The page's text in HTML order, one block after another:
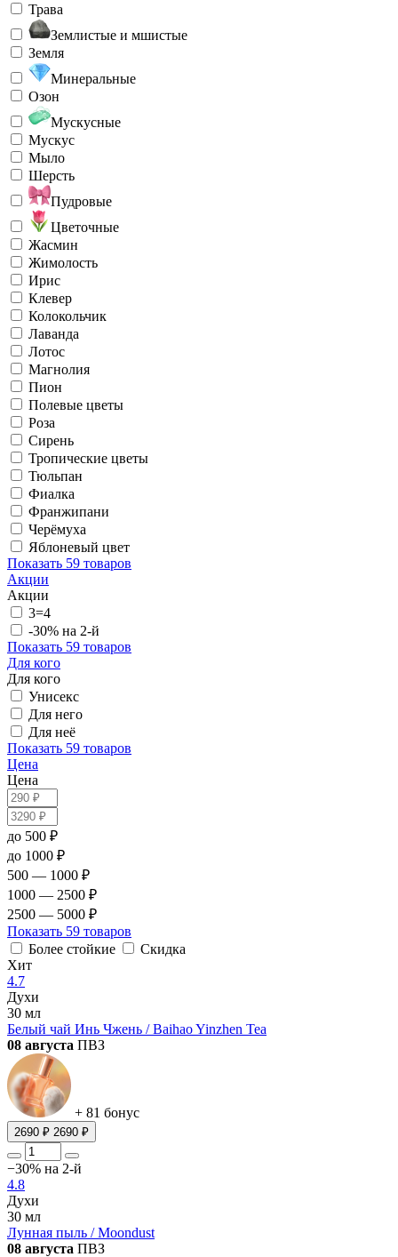
Трава
Землистые и мшистые
Земля
Минеральные
Озон
Мускусные
Мускус
Мыло
Шерсть
Пудровые
Цветочные
Жасмин
Жимолость
Ирис
Клевер
Колокольчик
Лаванда
Лотос
Магнолия
Пион
Полевые цветы
Роза
Сирень
Тропические цветы
Тюльпан
Фиалка
Франжипани
Черёмуха
Яблоневый цвет
Показать 59 товаров
Акции
Акции
3=4
-30% на 2-й
Показать 59 товаров
Для кого
Для кого
Унисекс
Для него
Для неё
Показать 59 товаров
Цена
Цена
до 500 ₽
до 1000 ₽
500 — 1000 ₽
1000 — 2500 ₽
2500 — 5000 ₽
Показать 59 товаров
Более стойкие
Скидка
Хит
4.7
Духи
30 мл
Белый чай Инь Чжень / Baihao Yinzhen Tea
08 августа ПВЗ
+ 81 бонус
2690 ₽ 2690 ₽
−30% на 2-й
4.8
Духи
30 мл
Лунная пыль / Moondust
08 августа ПВЗ